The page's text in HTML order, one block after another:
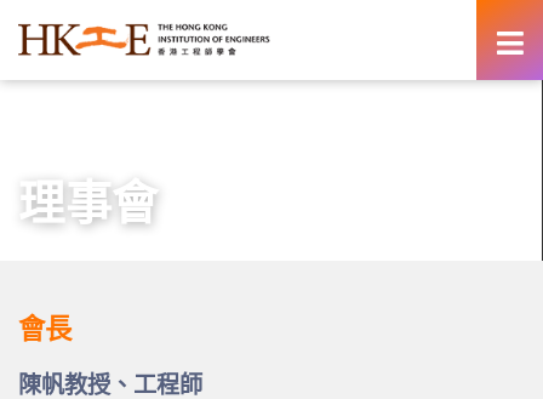
理事會
會長
陳帆教授、工程師